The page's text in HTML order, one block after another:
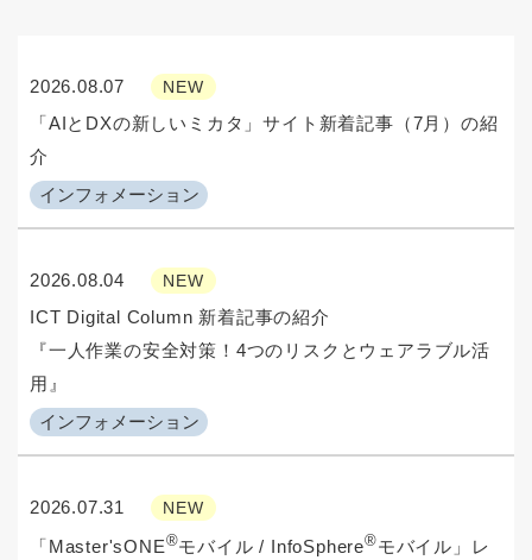
2026.08.07 NEW
インフォメーション
「AIとDXの新しいミカタ」サイト新着記事（7月）の紹
介
2026.08.04 NEW
インフォメーション
ICT Digital Column 新着記事の紹介
『一人作業の安全対策！4つのリスクとウェアラブル活
用』
2026.07.31 NEW
「Master'sONE®モバイル / InfoSphere®モバイル」レ